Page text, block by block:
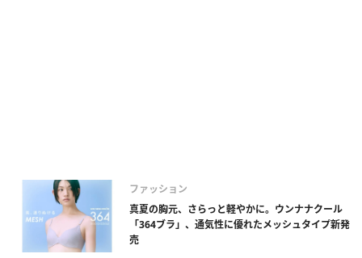
ファッション
真夏の胸元、さらっと軽やかに。ウンナナクール
「364ブラ」、通気性に優れたメッシュタイプ新発
売